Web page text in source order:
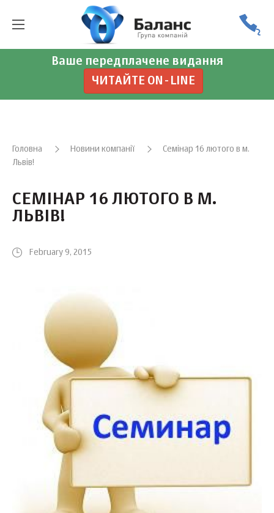
Ваше передплачене видання
ЧИТАЙТЕ ON-LINE
Головна Новини компанії
Семінар 16 лютого в м.
Львів!
СЕМІНАР 16 ЛЮТОГО В М.
ЛЬВІВ!
February 9, 2015